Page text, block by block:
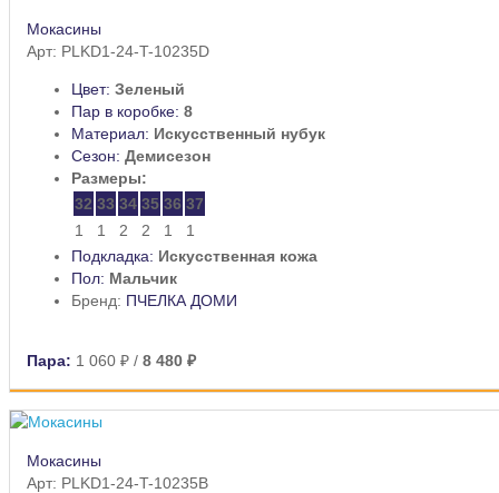
Мокасины
Арт: PLKD1-24-T-10235D
Цвет: Зеленый
Пар в коробке: 8
Материал: Искусственный нубук
Сезон: Демисезон
Размеры:
32 33 34 35 36 37
1
1 2 2 1
1
Подкладка: Искусственная кожа
Пол: Мальчик
Бренд: ПЧЕЛКА ДОМИ
Пара: 1 060 ₽ / 8 480 ₽
Мокасины
Арт: PLKD1-24-T-10235B